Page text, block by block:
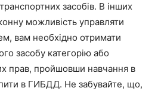
засобів. В інших
можливість управляти
вам необхідно отримати
засобу категорію або
прав, пройшовши навчання в
в ГИБДД. Не забувайте, що,